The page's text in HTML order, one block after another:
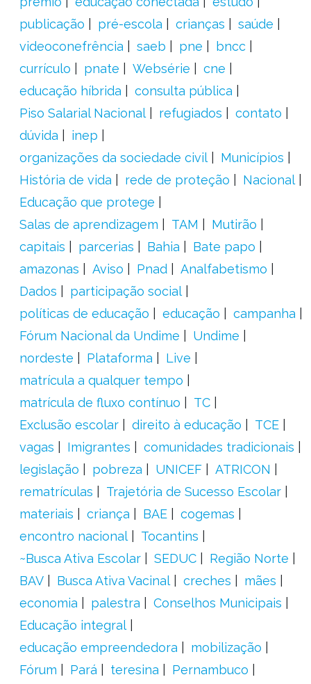
publicação
pré-escola crianças
saúde
videoconefrência
saeb pne
bncc
currículo
pnate Websérie
cne
educação híbrida
consulta pública
Piso Salarial Nacional
refugiados
contato
dúvida
inep
organizações da sociedade civil
Municípios
História de vida
rede de proteção
Nacional
Educação que protege
Salas de aprendizagem
TAM
Mutirão
capitais
parcerias Bahia
Bate papo
amazonas
Aviso Pnad
Analfabetismo
Dados
participação social
políticas de educação
educação
campanha
Fórum Nacional da Undime
Undime
nordeste
Plataforma
Live
matrícula a qualquer tempo
matrícula de fluxo contínuo
TC
Exclusão escolar
direito à educação
TCE
vagas
Imigrantes
comunidades tradicionais
legislação
pobreza UNICEF
ATRICON
rematrículas
Trajetória de Sucesso Escolar
materiais
criança BAE
cogemas
encontro nacional
Tocantins
~Busca Ativa Escolar
SEDUC
Região Norte
BAV
Busca Ativa Vacinal creches
mães
economia
palestra
Conselhos Municipais
Educação integral
educação empreendedora
mobilização
Fórum
Pará teresina
Pernambuco